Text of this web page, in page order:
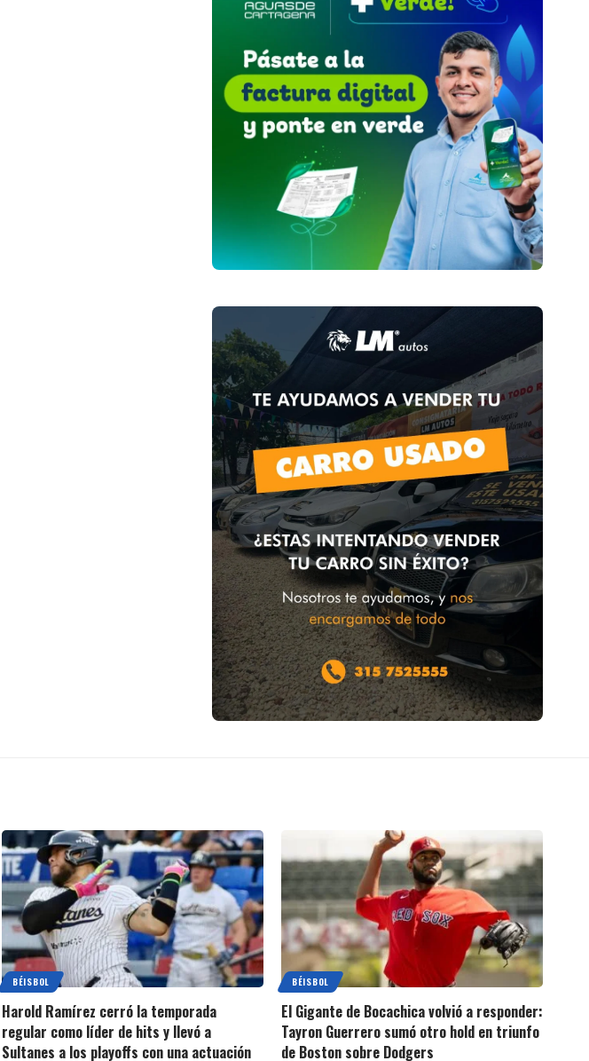
BÉISBOL
Harold Ramírez cerró la temporada
regular como líder de hits y llevó a
Sultanes a los playoffs con una actuación
BÉISBOL
El Gigante de Bocachica volvió a responder:
Tayron Guerrero sumó otro hold en triunfo
de Boston sobre Dodgers